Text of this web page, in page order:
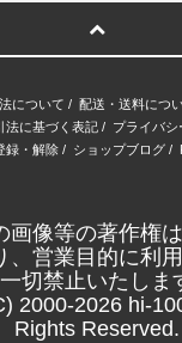
について / 配送・送料につ
法に基づく表記/ プライバシ
録・解除 / ショップブログ /
画像等の著作権
、営業目的に利
切禁止いたしま
2000-2026 hi-
Rights Reserved.